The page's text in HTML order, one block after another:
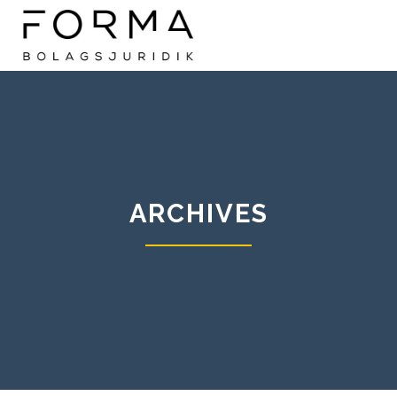
ARCHIVES